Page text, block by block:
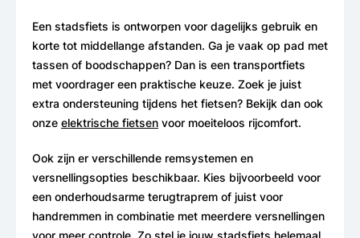
Een stadsfiets is ontworpen voor dagelijks gebruik en
korte tot middellange afstanden. Ga je vaak op pad met
tassen of boodschappen? Dan is een transportfiets
met voordrager een praktische keuze. Zoek je juist
extra ondersteuning tijdens het fietsen? Bekijk dan ook
onze elektrische fietsen voor moeiteloos rijcomfort.
Ook zijn er verschillende remsystemen en
versnellingsopties beschikbaar. Kies bijvoorbeeld voor
een onderhoudsarme terugtraprem of juist voor
handremmen in combinatie met meerdere versnellingen
voor meer controle. Zo stel je jouw stadsfiets helemaal